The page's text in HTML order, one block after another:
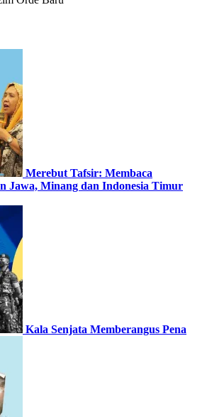
Merebut Tafsir: Membaca
Jawa, Minang dan Indonesia Timur
Kala Senjata Memberangus Pena